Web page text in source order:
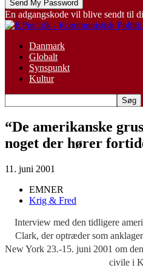
En adgangskode vil blive sendt til
Danmark
Globalt
Synspunkt
Kultur
“De amerikanske
noget der hører
11. juni 2001
EMNER
Krig & Fred
Interview med den tidligere
Clark, der optræder som
New York 23.-15. juni 2001 om
civile i